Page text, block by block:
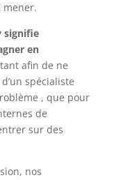
mener.
signifie
en
afin de ne
spécialiste
, que pour
de
sur des
nos